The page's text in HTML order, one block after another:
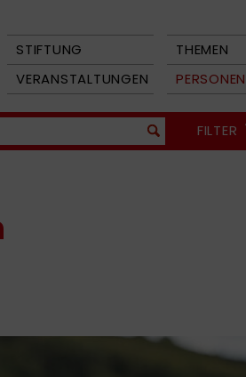
STIFTUNG THEMEN
VERANSTALTUNGEN
PERSONEN
FILTER